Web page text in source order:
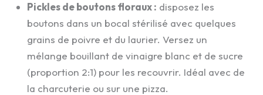
Pickles de boutons floraux : disposez les
boutons dans un bocal stérilisé avec quelques
grains de poivre et du laurier. Versez un
mélange bouillant de vinaigre blanc et de sucre
(proportion 2:1) pour les recouvrir. Idéal avec de
la charcuterie ou sur une pizza.